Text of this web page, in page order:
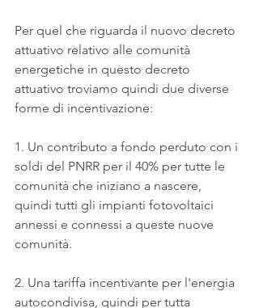
Per quel che riguarda il nuovo decreto
attuativo relativo alle comunità
energetiche in questo decreto
attuativo troviamo quindi due diverse
forme di incentivazione:
1. Un contributo a fondo perduto con i
soldi del PNRR per il 40% per tutte le
comunità che iniziano a nascere,
quindi tutti gli impianti fotovoltaici
annessi e connessi a queste nuove
comunità.
2. Una tariffa incentivante per l'energia
autocondivisa, quindi per tutta